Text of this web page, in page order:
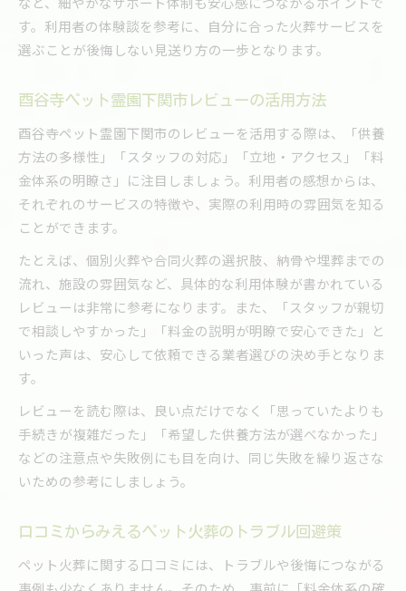
す。利用者の体験談を参考に、自分に合った火葬サービスを
選ぶことが後悔しない見送り方の一歩となります。
酉谷寺ペット霊園下関市レビューの活用方法
酉谷寺ペット霊園下関市のレビューを活用する際は、「供養
方法の多様性」「スタッフの対応」「立地・アクセス」「料
金体系の明瞭さ」に注目しましょう。利用者の感想からは、
それぞれのサービスの特徴や、実際の利用時の雰囲気を知る
ことができます。
たとえば、個別火葬や合同火葬の選択肢、納骨や埋葬までの
流れ、施設の雰囲気など、具体的な利用体験が書かれている
レビューは非常に参考になります。また、「スタッフが親切
で相談しやすかった」「料金の説明が明瞭で安心できた」と
いった声は、安心して依頼できる業者選びの決め手となりま
す。
レビューを読む際は、良い点だけでなく「思っていたよりも
手続きが複雑だった」「希望した供養方法が選べなかった」
などの注意点や失敗例にも目を向け、同じ失敗を繰り返さな
いための参考にしましょう。
口コミからみえるペット火葬のトラブル回避策
ペット火葬に関する口コミには、トラブルや後悔につながる